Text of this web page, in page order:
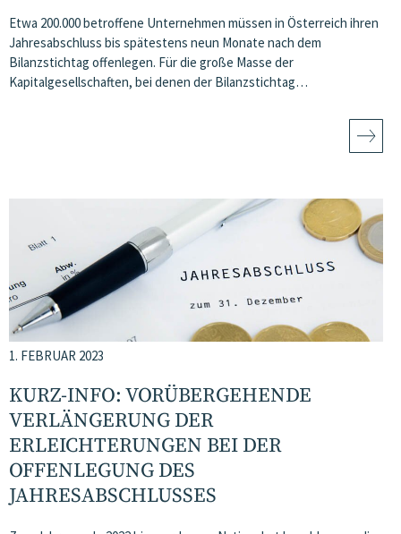
Etwa 200.000 betroffene Unternehmen müssen in Österreich ihren
Jahresabschluss bis spätestens neun Monate nach dem
Bilanzstichtag offenlegen. Für die große Masse der
Kapitalgesellschaften, bei denen der Bilanzstichtag…
1. FEBRUAR 2023
KURZ-INFO: VORÜBERGEHENDE
VERLÄNGERUNG DER
ERLEICHTERUNGEN BEI DER
OFFENLEGUNG DES
JAHRESABSCHLUSSES